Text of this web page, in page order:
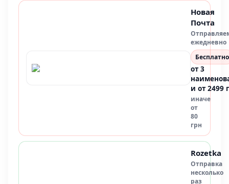
Новая
Почта
ежедневно
Бесплатно
от 3
и от 2499
иначе
от
80
грн
Rozetka
Отправка
несколько
раз